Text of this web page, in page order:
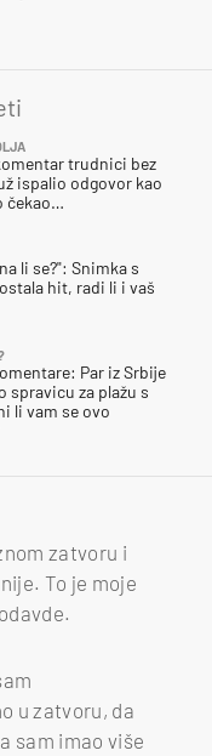
trudnici bez
ispalio odgovor kao
čekao…
li se?": Snimka s
hit, radi li i vaš
Par iz Srbije
spravicu za plažu s
li vam se ovo
zatvoru i
To je moje
u zatvoru, da
sam imao više